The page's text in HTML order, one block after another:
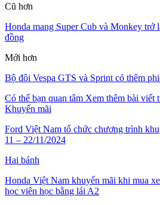
Cũ hơn
Honda mang Super Cub và Monkey trở
đồng
Mới hơn
Bộ đôi Vespa GTS và Sprint có thêm
Có thể bạn quan tâm Xem thêm bài viết
Khuyến mãi
Ford Việt Nam tổ chức chương trình
11 – 22/11/2024
Hai bánh
Honda Việt Nam khuyến mãi khi mua
học viên học bằng lái A2